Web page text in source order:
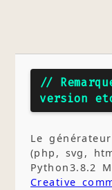
//
version
Le
(php, svg,
Python3.8.2
Creative